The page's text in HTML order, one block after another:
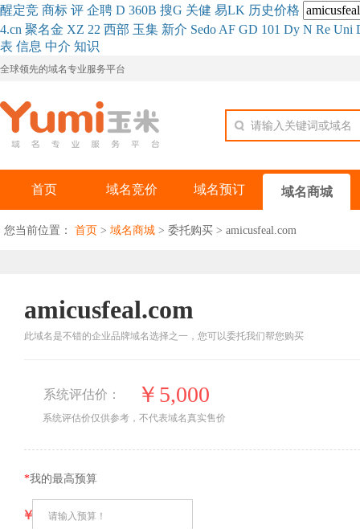
醒定竞 商标 评 企聘 D 360B 搜G 关健 易LK 历史价格
4.cn 聚名金 XZ 22 西部 玉集 新介 Sedo AF GD 101 Dy N Re Uni
表 信息 中介 知识